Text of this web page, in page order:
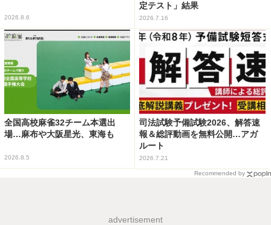
2026.8.6
定テスト」結果
2026.7.16
全国高校麻雀32チーム本選出
場…麻布や大阪星光、東海も
2026.8.5
司法試験予備試験2026、解答速
報＆総評動画を無料公開…アガ
ルート
2026.7.21
Recommended by
advertisement